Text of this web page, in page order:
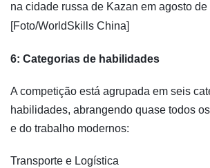
na cidade russa de Kazan em agosto de
[Foto/WorldSkills China]
6: Categorias de habilidades
A competição está agrupada em seis
habilidades, abrangendo quase todos
e do trabalho modernos:
Transporte e Logística